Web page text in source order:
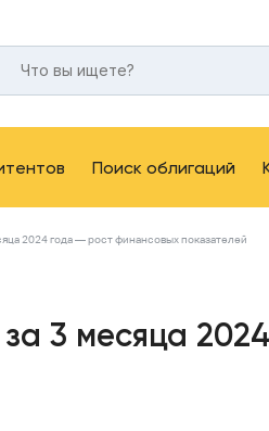
Поиск облигаций
2024 года — рост финансовых показателей
3 месяца